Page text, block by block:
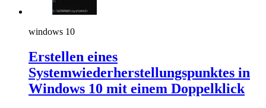
windows 10
Erstellen eines
Systemwiederherstellungspunktes in
Windows 10 mit einem Doppelklick